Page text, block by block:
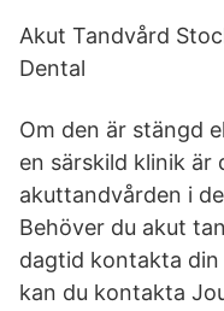
Akut Tandvård
Dental
Om den är stängd
en särskild klinik
akuttandvården i
Behöver du akut
dagtid kontakta
kan du kontakta